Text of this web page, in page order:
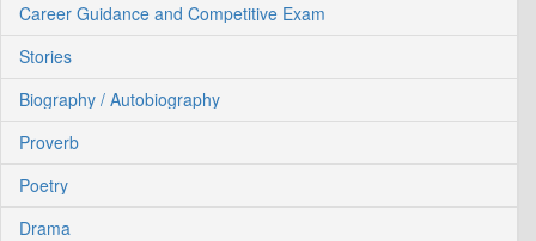
Career Guidance and Competitive Exam
Stories
Biography / Autobiography
Proverb
Poetry
Drama